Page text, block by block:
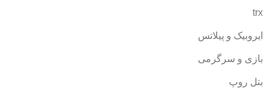
trx
ایروبیک و پیلاتس
بازی و سرگرمی
بتل روپ